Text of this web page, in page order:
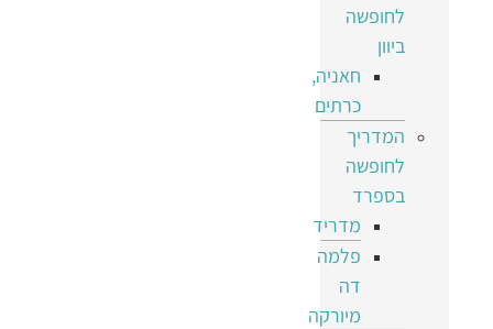
לחופשה
ביוון
חאניה,
כרתים
המדריך
לחופשה
בספרד
מדריד
פלמה
דה
מיורקה